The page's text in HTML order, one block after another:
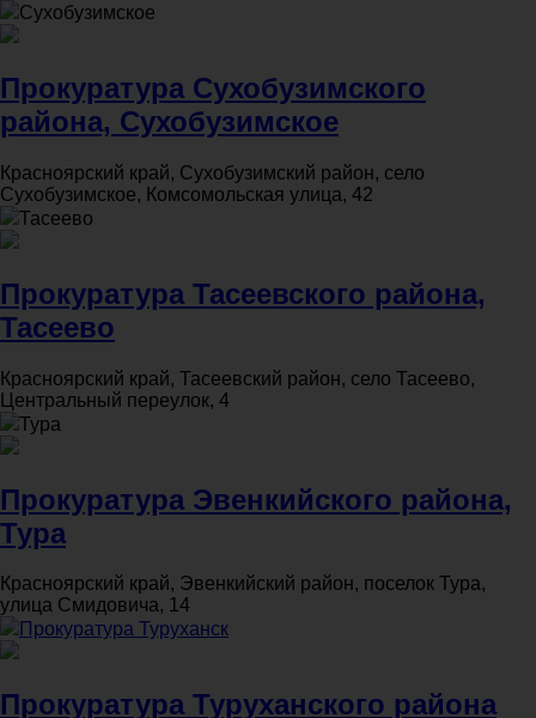
Сухобузимское
Прокуратура Сухобузимского
района, Сухобузимское
Красноярский край, Сухобузимский район, село
Сухобузимское, Комсомольская улица, 42
Тасеево
Прокуратура Тасеевского района,
Тасеево
Красноярский край, Тасеевский район, село Тасеево,
Центральный переулок, 4
Тура
Прокуратура Эвенкийского района,
Тура
Красноярский край, Эвенкийский район, поселок Тура,
улица Смидовича, 14
Прокуратура Туруханск
Прокуратура Туруханского района